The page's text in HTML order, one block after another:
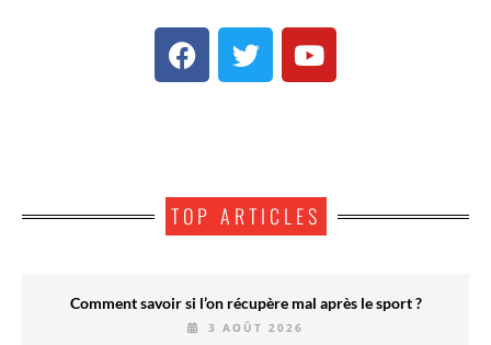
TOP ARTICLES
Comment savoir si l’on récupère mal après le sport ?
3 AOÛT 2026